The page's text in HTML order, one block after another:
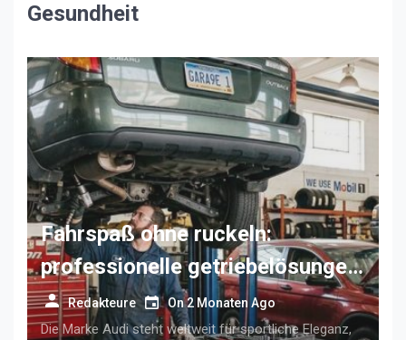
Gesundheit
Fahrspaß ohne ruckeln:
professionelle getriebelösungen
für anspruchsvolle audi-fahrer
Redakteure On2 Monaten Ago
Die Marke Audi steht weltweit für sportliche Eleganz,